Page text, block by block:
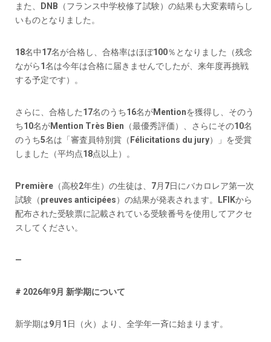
また、DNB（フランス中学校修了試験）の結果も大変素晴らし
いものとなりました。
18名中17名が合格し、合格率はほぼ100％となりました（残念
ながら1名は今年は合格に届きませんでしたが、来年度再挑戦
する予定です）。
さらに、合格した17名のうち16名がMentionを獲得し、そのう
ち10名がMention Très Bien（最優秀評価）、さらにその10名
のうち5名は「審査員特別賞（Félicitations du jury）」を受賞
しました（平均点18点以上）。
Première（高校2年生）の生徒は、7月7日にバカロレア第一次
試験（preuves anticipées）の結果が発表されます。LFIKから
配布された受験票に記載されている受験番号を使用してアクセ
スしてください。
—
# 2026年9月 新学期について
新学期は9月1日（火）より、全学年一斉に始まります。